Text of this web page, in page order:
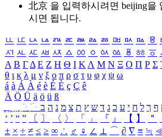
北京 을 입력하시려면 beijing을
시면 됩니다.
ㅥ ㅦ ㅧ ㅨ ㅩ ㅪ ㅫ ㅬ ㅭ ㅮ ㅯ ㅰ ㅱ
ㅺ ㅻ ㅼ ㅽ ㅾ ㅿ ㆀ ㆁ ㆂ ㆃ ㆄ ㆅ ㆆ
Α Β ΓΔ Ε Ζ Η Θ Ι ΚΛ Μ Ν Ξ Ο Π Ρ Σ
θ ι κ λ μ ν ξ ο π ρ σ τ υ φ χ ψ ω
á à Á À é è É È ç Ç ê
Ä Ö Ü ä ö ü ß
ִֶֹ ֻּ ׁׂ ף ך ל ח י ע כ ג ד ש ץ ת צ מ נ ה ב
‘ ’ “ ” 〔 〕 〈 〉 「 」 『 』 【 】 ＂
± × ÷ ≠ ≤ ≥ ∞ ∴ ♂ ♀ ∠ ⊥ ⌒ ∂ ∇ ≡ ≒